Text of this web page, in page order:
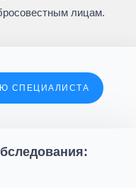
лицам.
СПЕЦИАЛИСТА